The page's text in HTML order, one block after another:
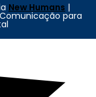
New Humans |
para